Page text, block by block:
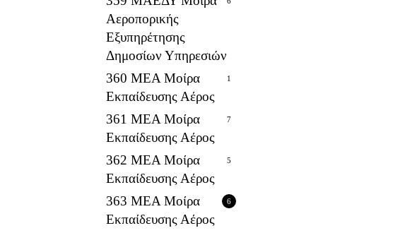
Αεροπορικής
Εξυπηρέτησης
Δημοσίων Υπηρεσιών
360 ΜΕΑ Μοίρα
Εκπαίδευσης Αέρος
1
361 ΜΕΑ Μοίρα
Εκπαίδευσης Αέρος
7
362 ΜΕΑ Μοίρα
Εκπαίδευσης Αέρος
5
363 ΜΕΑ Μοίρα
Εκπαίδευσης Αέρος
6